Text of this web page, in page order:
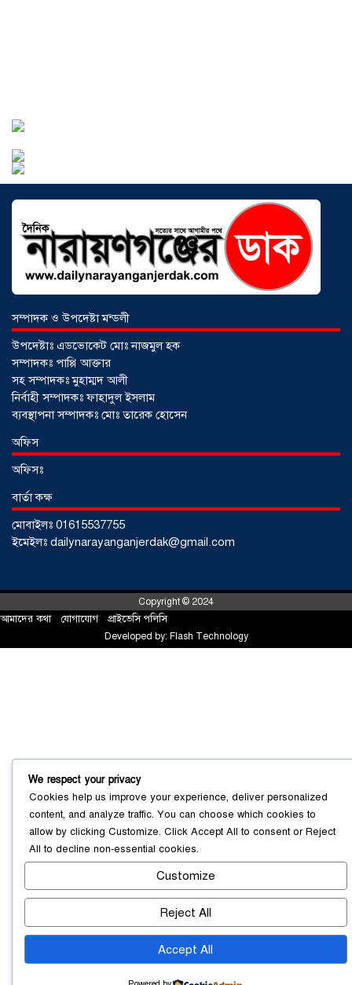
২০২৬
আড়াইহাজারে বান্টি বাজারে ৫ গ্রাম
হেরোইনসহ যুবক গ্রেপ্তার
০৩ আগস্ট ২০২৬
আড়াইহাজারে জেলেদের জালে উঠে এলো
শর্টগান
সোনারগাঁয়ে ৬৮ পিস ইয়াবাসহ নারী মাদক
ব্যবসায়ী গ্রেফতার
সোনারগাঁয়ে পরিত্যক্ত উন্নয়ন প্রকল্প:
ঠিকাদারের গাফিলতি নাকি তদারকির অভাব
০২ আগস্ট ২০২৬
সম্পাদক ও উপদেষ্টা মন্ডলী
উপদেষ্টাঃ এডভোকেট মোঃ নাজমুল হক
সম্পাদকঃ পাপ্পি আক্তার
সহ সম্পাদকঃ মুহাম্মদ আলী
নির্বাহী সম্পাদকঃ ফাহাদুল ইসলাম
ব্যবস্থাপনা সম্পাদকঃ মোঃ তারেক হোসেন
অফিস
অফিসঃ
বার্তা কক্ষ
মোবাইলঃ 01615537755
ইমেইলঃ dailynarayanganjerdak@gmail.com
Copyright © 2024
আমাদের কথা যোগাযোগ প্রাইভেসি পলিসি
Developed by: Flash Technology
We respect your privacy
Cookies help us improve your experience, deliver personalized
content, and analyze traffic. You can choose which cookies to
allow by clicking Customize. Click Accept All to consent orReject
All to decline non-essential cookies.
Customize
Reject All
Accept All